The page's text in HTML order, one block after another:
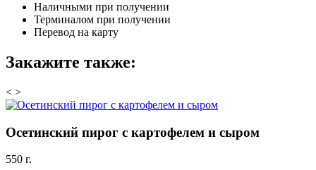
Наличными при получении
Терминалом при получении
Перевод на карту
Закажите также:
< >
Осетинский пирог с картофелем и сыром
550 г.